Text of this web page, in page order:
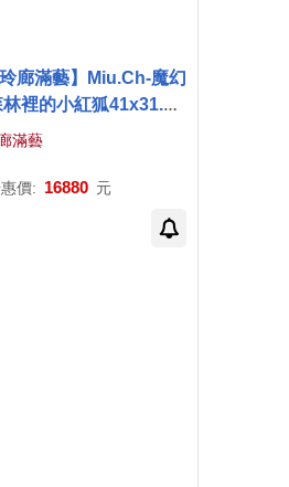
玲廊滿藝】Miu.Ch-魔幻
裡的小紅狐41x31.5c
滿藝
價: 16880 元